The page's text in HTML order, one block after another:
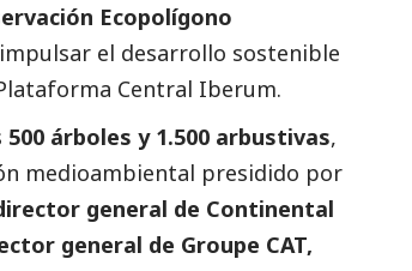
Ecopolígono
el desarrollo sostenible
Central Iberum.
500 árboles y 1.500 arbustivas,
medioambiental presidido por
general de Continental
general de Groupe CAT,